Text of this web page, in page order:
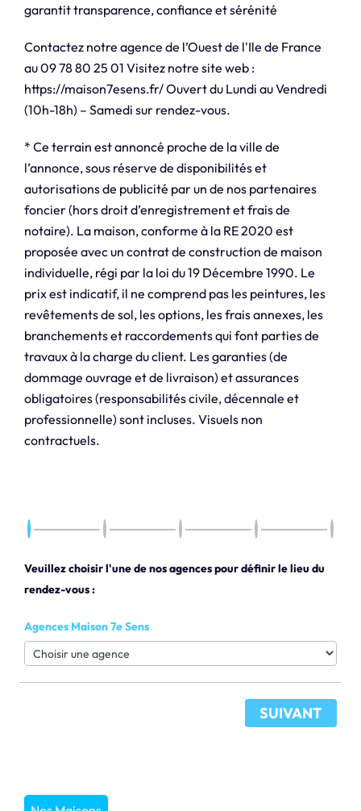
garantit transparence, confiance et sérénité
Contactez notre agence de l’Ouest de l'Ile de France
au 09 78 80 25 01 Visitez notre site web :
https://maison7esens.fr/ Ouvert du Lundi au Vendredi
(10h-18h) – Samedi sur rendez-vous.
* Ce terrain est annoncé proche de la ville de
l’annonce, sous réserve de disponibilités et
autorisations de publicité par un de nos partenaires
foncier (hors droit d’enregistrement et frais de
notaire). La maison, conforme à la RE 2020 est
proposée avec un contrat de construction de maison
individuelle, régi par la loi du 19 Décembre 1990. Le
prix est indicatif, il ne comprend pas les peintures, les
revêtements de sol, les options, les frais annexes, les
branchements et raccordements qui font parties de
travaux à la charge du client. Les garanties (de
dommage ouvrage et de livraison) et assurances
obligatoires (responsabilités civile, décennale et
professionnelle) sont incluses. Visuels non
contractuels.
Veuillez choisir l'une de nos agences pour définir le lieu du
rendez-vous :
Agences Maison 7e Sens
SUIVANT